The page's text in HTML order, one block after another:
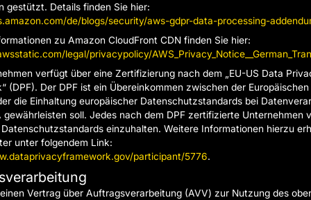
gestützt. Details finden Sie hier:
de/blogs/security/aws-gdpr-data-processing-
zu Amazon CloudFront CDN finden Sie hier:
legal/privacypolicy/
verfügt über eine Zertifizierung nach dem „EU-US Data
(DPF). Der DPF ist ein Übereinkommen zwischen der
die Einhaltung europäischer Datenschutzstandards bei
gewährleisten soll. Jedes nach dem DPF zertifizierte Unternehmen
einzuhalten. Weitere Informationen hierzu
unter folgendem Link:
participant/5776.
Vertrag über Auftragsverarbeitung (AVV) zur Nutzung des